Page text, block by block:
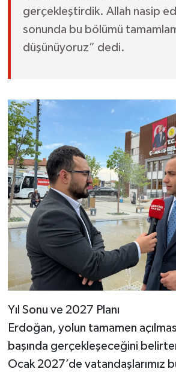
gerçekleştirdik. Allah nasip
sonunda bu bölümü
düşünüyoruz” dedi.
Yıl Sonu ve 2027 Planı
Erdoğan, yolun tamamen
başında gerçekleşeceğini
Ocak 2027’de vatandaşlarımız